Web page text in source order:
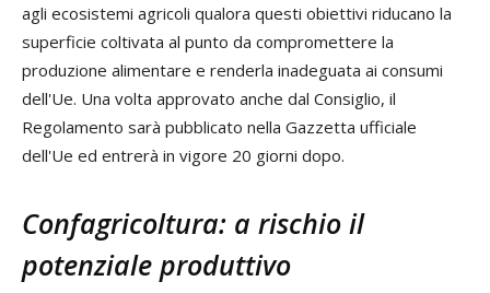
agli ecosistemi agricoli qualora questi obiettivi riducano la
superficie coltivata al punto da compromettere la
produzione alimentare e renderla inadeguata ai consumi
dell'Ue. Una volta approvato anche dal Consiglio, il
Regolamento sarà pubblicato nella Gazzetta ufficiale
dell'Ue ed entrerà in vigore 20 giorni dopo.
Confagricoltura: a rischio il
potenziale produttivo